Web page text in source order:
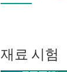
재료 시험